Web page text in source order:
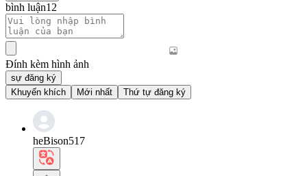
bình luận12
Đính kèm hình ảnh
sự đăng ký
Khuyến khích
Mới nhất Thứ tự đăng ký
heBison517